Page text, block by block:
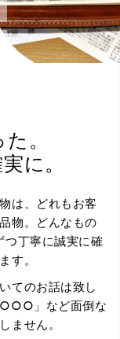
。
に。
は、どれもお客
物。どんなもの
つ丁寧に誠実に確
す。
てのお話は致し
○○○」など面倒な
ません。